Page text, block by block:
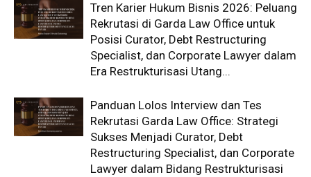
Tren Karier Hukum Bisnis 2026: Peluang
Rekrutasi di Garda Law Office untuk
Posisi Curator, Debt Restructuring
Specialist, dan Corporate Lawyer dalam
Era Restrukturisasi Utang...
Panduan Lolos Interview dan Tes
Rekrutasi Garda Law Office: Strategi
Sukses Menjadi Curator, Debt
Restructuring Specialist, dan Corporate
Lawyer dalam Bidang Restrukturisasi